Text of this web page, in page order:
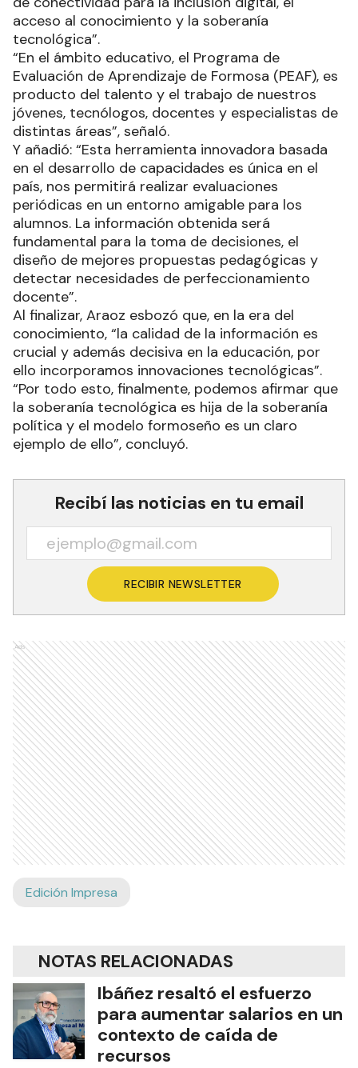
acceso al conocimiento y la soberanía
tecnológica”.
“En el ámbito educativo, el Programa de
Evaluación de Aprendizaje de Formosa (PEAF), es
producto del talento y el trabajo de nuestros
jóvenes, tecnólogos, docentes y especialistas de
distintas áreas”, señaló.
Y añadió: “Esta herramienta innovadora basada
en el desarrollo de capacidades es única en el
país, nos permitirá realizar evaluaciones
periódicas en un entorno amigable para los
alumnos. La información obtenida será
fundamental para la toma de decisiones, el
diseño de mejores propuestas pedagógicas y
detectar necesidades de perfeccionamiento
docente”.
Al finalizar, Araoz esbozó que, en la era del
conocimiento, “la calidad de la información es
crucial y además decisiva en la educación, por
ello incorporamos innovaciones tecnológicas”.
“Por todo esto, finalmente, podemos afirmar que
la soberanía tecnológica es hija de la soberanía
política y el modelo formoseño es un claro
ejemplo de ello”, concluyó.
Recibí las noticias en tu email
RECIBIR NEWSLETTER
Ads
Edición Impresa
NOTAS RELACIONADAS
Ibáñez resaltó el esfuerzo
para aumentar salarios en un
contexto de caída de
recursos